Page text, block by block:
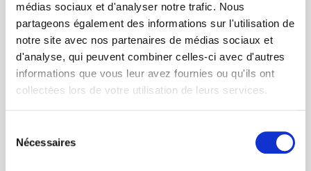
médias sociaux et d'analyser notre trafic. Nous
partageons également des informations sur l'utilisation de
notre site avec nos partenaires de médias sociaux et
d'analyse, qui peuvent combiner celles-ci avec d'autres
informations que vous leur avez fournies ou qu'ils ont
collectées lors de votre utilisation de leurs services.
Nécessaires
Marc Lelièvre, directeur général de l’APAS-BTP,
Thierry Eve, Responsable Solidarité Île-De-France
ainsi que Jérôme Bouvret correspondant
solidarité chez EDF, ont signé une convention de
partenariat s’inscrivant dans une démarche
commune de lutte contre la précarité
échanges et renforcer les moyens d’actions
entre les travailleurs sociaux de l’APAS-BTP et